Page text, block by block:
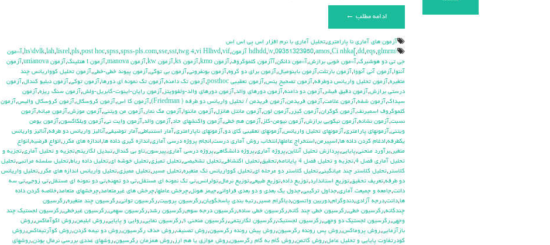
ادامه مطلب ←
آزمون هاي آماري نا پارامتري,تحليل آماري با نرم افزار اس پي اس اس
\hdhdd
,\v,09351323950,amos,Ci nhka[ ,dd,eqs,glmrm آزمون ,
hs\dvlk,lah,lisrel,pls,post hoc,spss,spss-pls.com,sse,sst,twg 4,vi Hlhvd,vif
,آ»مون
جي تي دو هوشبرگ,آ»مون خوبي برازش,آ»مون دانكن,آآزمون كلموگروف,آزمون kmo ,آزمون ks ,آزمون kw ,آزمون manova ,آزمون t هتلينگ ,آزمون unianova ,آزمون
آننوا,آزمون آني آنووا,آزمون بارتلت,آزمون باينوميال,آزمون براي دو گروه,آزمون بونفروني,آزمون بي توكي,آزمون پيوند خطي-خطي,آزمون تحليل كوواريانس چند
متغيره,آزمون تحليل واريانس دوطرفه,آزمون تصحيح يتس,آزمون تعقيبي posthoc ,آزمون تك دامنه,آزمون تك نمونه اي دورها,آزمون توكي,آزمون دبليو كندال,آزمون
درستي برازش,آزمون دقيق فيشر ,آزمون دو دامنه,آزمون دورهاي والد,آزمون دورهاي والد-ولفوويتز ,آزمون رايان-اينوت-گابريل-ولش,آزمون سنگ ريزه,آزمون
سيداك,آزمون شفه,آزمون علامت,آزمون فريدمن,آزمون فريدمن / تحليل واريانس دو طرفه ( Friedman) ,آزمون كا اس,آزمون كروسكال,آزمون كروسكال واليس,آزمون
كلموگروف اسميرنف,آزمون كوكران,آزمون كيزر ,آزمون لون,آزمون مانتل هانزل,آزمون ماننوا,آزمون مك نمار ,آزمون من ويتني,آزمون موزش,آزمون ميانه,آزمون
نسبت,آزمون نشانه,آزمون نيكويي برازش,آزمون نيومن-كلز ,آزمون هم خطي,آزمون واكنشهاي حاد,آزمون والد,آزمون وايت ني,آزمون ويلكاكسون,آزمون يومن
ويتني,آزمونهاي پارامتري,آزمونهاي تحليل واريانس,آزمونهاي تعقيبي كاي دو,آزمونهاي ناپارامتري,آمار استنباطي,آمار توضيفي,آناليز واريانس دو طرفه,آناليز واريانس
يکطرفه,ادغام كردن داده ها,اسپيرمن,استخراج عاملها,انتخاب روش آماري درست,انجام پروژه درسي آماري,اندازه گيري داده ها,اندازه هاي مكرر ,انواع فرضيه,انواع
متغير ,برآورد منحني,پايايي,پردازش تحليل آنلاين,پروژه آماري,پروژه دانشگاهي,پروژه درسي آماري,پيرسون,تاو بي کندال,تبديل لگاريتم,تجزيه و تحليل آماري,تجزيه و
تحليل آماري فصل 4 ,تجزيه و تحليل فصل 4 پايانامه ,تحقيق,تحليل اكتشافي,تحليل تشخيصي,تحليل تميزي,تحليل خوشه اي,تحليل داده رباط,تحليل سلسله مراتبي,تحليل
كلاستر ,تحليل كلاستر چند ميانگيني,تحليل كلاستر دو مرحله اي,تحليل كوواريانس تك متغيره,تحليل مسير ,تحليل مميزي,تحليل واريانس اندازه هاي مكرر ,تحليل واريانس
دو طرفه,تعريف تحقيق,توزيع استاندارد,توزيع داده,توزيع طبيعي,توزيع نرمال,تولرانس,تي تک نمونه اي مستقل,تي دو تمهنه,تي دو نمونه اي مستقل,تي زوجي,تي سه
دانت,جامعه و جميعت آماري,جداول تركيبي,جدول يك بعدي و دو بعدي فراواني,جيمز هوئل,چرخش عاملها,چرخش هاي غيرمتعامد,چرخشهاي متعامد,خلاصه كردن داده
ها,دانت,درجه آزادي,دندوگرام,دوربين واتسون,دياگرام مسير ,رتبه بندي پاسخگويان,رگرسيون پروبيت,رگرسيون تواني,رگرسيون چند متغيره,رگرسيون
چندگانه,رگرسيون خطي,رگرسيون خطي چند گانه,رگرسيون خطي ساده,رگرسيون درجه سوم,رگرسيون رشد,رگرسيون سهمي,رگرسيون غيرخطي,رگرسيون لجستيك چند
وجهي,رگرسيون لجستيك دو وجهي,رگرسيون لجستيک,رگرسيون لگاريتمي,رگرسيون منحني s ,رگرسيون نمايي,روايي و پايايي,روش ابليمن,روش اكوآماكس,روش
بازآزمايي,روش پروماكس,روش پس رونده رگرسيون,روش پيش رونده رگرسيون,روش تصنيف,روش حذف رگرسيون,روش دو نيمه كردن,روش كوآرتيماكس,روش
كودرتفاوت پايايي و تحليل عامل,روش گاتمن,روش گام به گام رگرسيون,روش موازي يا هم ارز ,روش همزمان رگرسيون,روشهاي عددي بررسي نرمال بودن,روشهاي